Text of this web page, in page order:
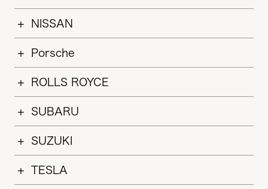
NISSAN
Porsche
ROLLS ROYCE
SUBARU
SUZUKI
TESLA